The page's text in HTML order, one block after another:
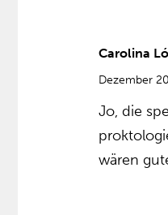
Carolina
Dezember
Jo, die
wären